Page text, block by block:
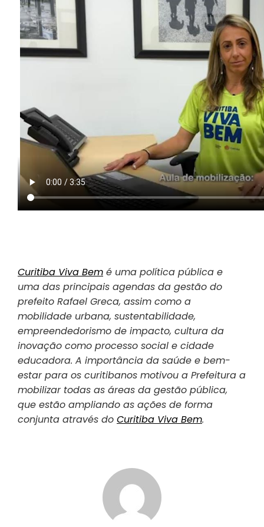
Curitiba Viva Bem é uma política pública e
uma das principais agendas da gestão do
prefeito Rafael Greca, assim como a
mobilidade urbana, sustentabilidade,
empreendedorismo de impacto, cultura da
inovação como processo social e cidade
educadora. A importância da saúde e bem-
estar para os curitibanos motivou a Prefeitura a
mobilizar todas as áreas da gestão pública,
que estão ampliando as ações de forma
conjunta através do Curitiba Viva Bem.